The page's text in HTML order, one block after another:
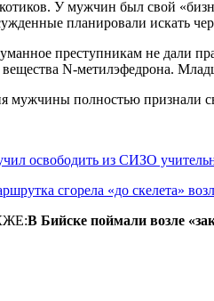
У мужчин был свой
планировали искать
преступникам не дали
вещества N-метилэфедрона.
мужчины полностью признали
освободить из СИЗО
сгорела «до скелета»
В Бийске поймали возле